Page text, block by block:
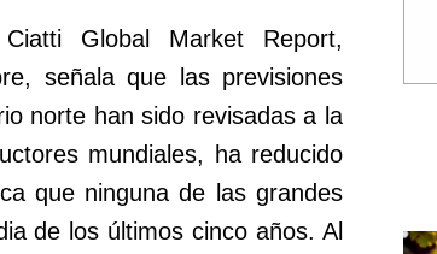
Global Market Report,
señala que las previsiones
norte han sido revisadas a la
mundiales, ha reducido
que ninguna de las grandes
de los últimos cinco años. Al